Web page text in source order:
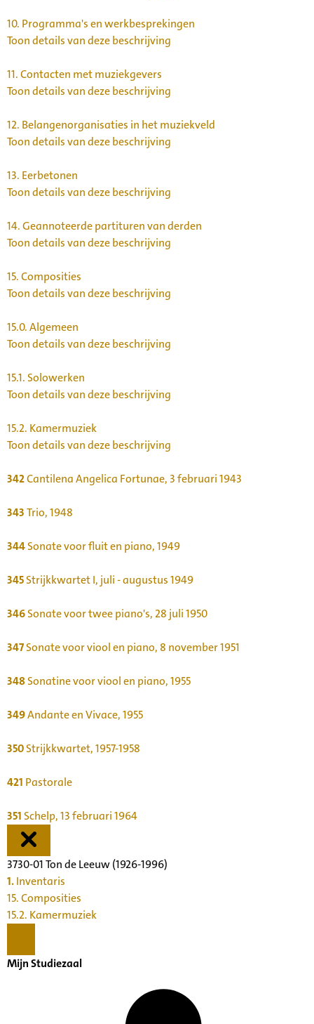
10. Programma's en werkbesprekingen
Toon details van deze beschrijving
11.Contacten met muziekgevers
Toon details van deze beschrijving
12. Belangenorganisaties in het muziekveld
Toon details van deze beschrijving
13. Eerbetonen
Toon details van deze beschrijving
14.Geannoteerde partituren van derden
Toon details van deze beschrijving
15.Composities
Toon details van deze beschrijving
15.0.Algemeen
Toon details van deze beschrijving
15.1. Solowerken
Toon details van deze beschrijving
15.2. Kamermuziek
Toon details van deze beschrijving
342Cantilena Angelica Fortunae, 3 februari 1943
343Trio, 1948
344Sonate voor fluit en piano, 1949
345Strijkkwartet I, juli - augustus 1949
346Sonate voor twee piano's, 28 juli 1950
347Sonate voor viool en piano, 8 november 1951
348Sonatine voor viool en piano, 1955
349Andante en Vivace, 1955
350Strijkkwartet, 1957-1958
421 Pastorale
351 Schelp, 13 februari 1964
3730-01 Ton de Leeuw (1926-1996)
1.Inventaris
15. Composities
15.2. Kamermuziek
Mijn Studiezaal